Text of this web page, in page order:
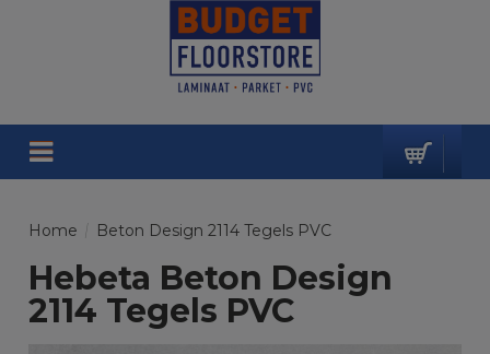
Home Beton Design 2114 Tegels PVC
Hebeta Beton Design
2114 Tegels PVC